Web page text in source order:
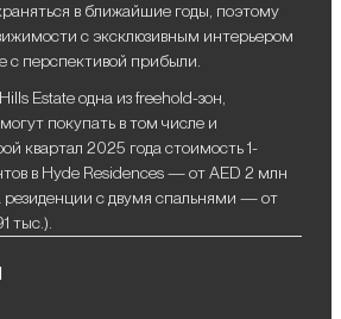
в ближайшие годы, поэтому
с эксклюзивным интерьером
перспективой прибыли.
Estate одна из freehold-зон,
покупать в том числе и
квартал 2025 года стоимость 1-
в Hyde Residences — от AED 2 млн
резиденции с двумя спальнями — от
тыс.).